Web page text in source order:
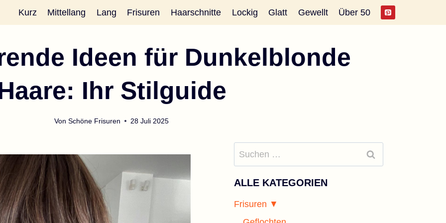
Kurz Mittellang Lang Frisuren Haarschnitte Lockig Glatt Gewellt Über 50
Ideen für Dunkelblonde
Ihr Stilguide
Von Schöne Frisuren 28 Juli 2025
Suchen
nach:
ALLE KATEGORIEN
Frisuren ▼